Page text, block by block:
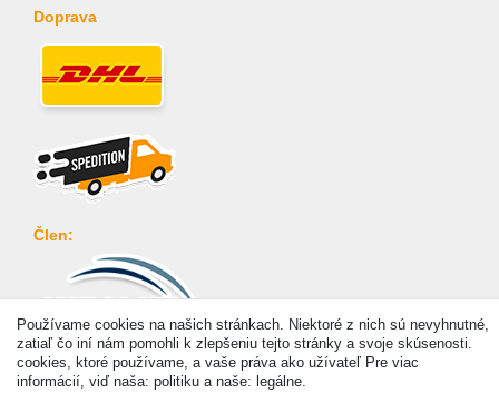
Doprava
Člen:
Platba
Používame cookies na našich stránkach. Niektoré z nich sú nevyhnutné,
zatiaľ čo iní nám pomohli k zlepšeniu tejto stránky a svoje skúsenosti.
cookies, ktoré používame, a vaše práva ako užívateľ Pre viac
informácií, viď naša: politiku a naše: legálne.